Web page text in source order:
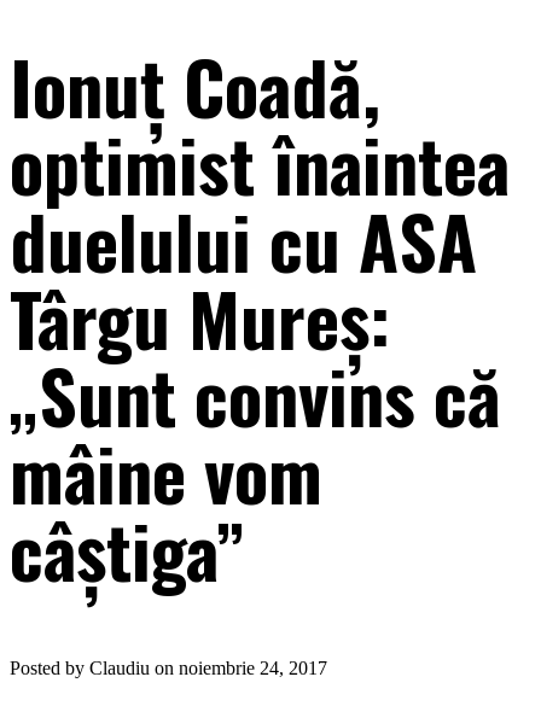
Ionuț Coadă,
optimist înaintea
duelului cu ASA
Târgu Mureș:
„Sunt convins că
mâine vom
câștiga”
Posted by Claudiu on noiembrie 24, 2017